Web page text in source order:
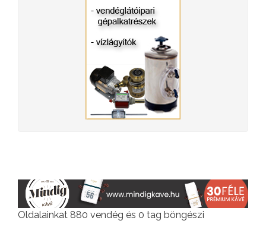
Oldalainkat 880 vendég és 0 tag böngészi